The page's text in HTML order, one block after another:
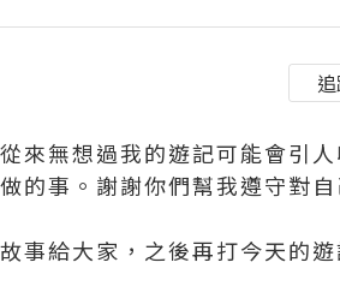
來無想過我的遊記可能會引人
的事。謝謝你們幫我遵守對自
事給大家，之後再打今天的遊